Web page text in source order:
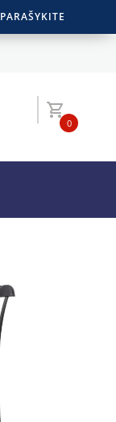
PARAŠYKITE
0